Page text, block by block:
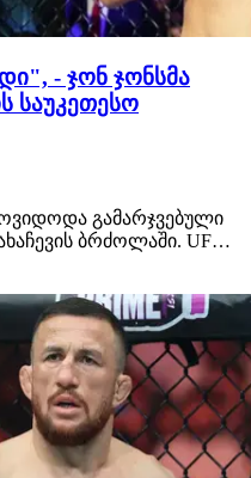
- ჯონ ჯონსმა
საუკეთესო
გამარჯვებული
ბრძოლაში. UFC-
და მის ძლიერ
"ფსონის დადება რომ
გავაკეთებ…